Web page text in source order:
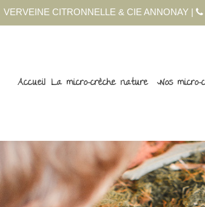
VERVEINE CITRONNELLE & CIE ANNONAY |
Accueil La micro-crèche nature Nos micro-